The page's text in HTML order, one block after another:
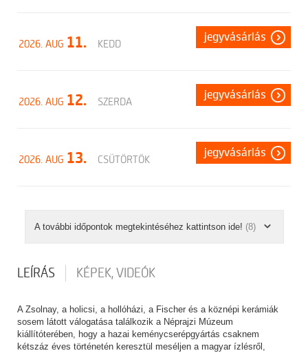
2026. AUG 11. KEDD
jegyvásárlás
2026. AUG 12. SZERDA
jegyvásárlás
2026. AUG 13. CSÜTÖRTÖK
jegyvásárlás
A további időpontok megtekintéséhez kattintson ide! (8)
LEÍRÁS KÉPEK, VIDEÓK
A Zsolnay, a holicsi, a hollóházi, a Fischer és a köznépi kerámiák
sosem látott válogatása találkozik a Néprajzi Múzeum
kiállítóterében, hogy a hazai keménycserépgyártás csaknem
kétszáz éves történetén keresztül meséljen a magyar ízlésről,